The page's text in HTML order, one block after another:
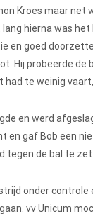
Kroes maar net
hierna was
en goed
Hij probeerde de
had te weinig
en werd
en gaf Bob een
tegen de bal te
onder controle
vv Unicum